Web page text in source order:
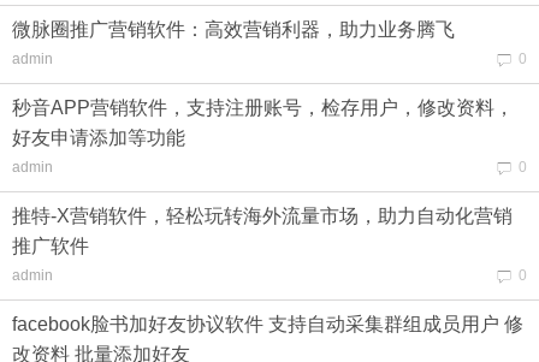
0
微脉圈推广营销软件：高效营销利器，助力业务腾飞
admin
0
秒音APP营销软件，支持注册账号，检存用户，修改资料，
好友申请添加等功能
admin
0
推特-X营销软件，轻松玩转海外流量市场，助力自动化营销
推广软件
admin
facebook脸书加好友协议软件 支持自动采集群组成员用户 修
改资料 批量添加好友